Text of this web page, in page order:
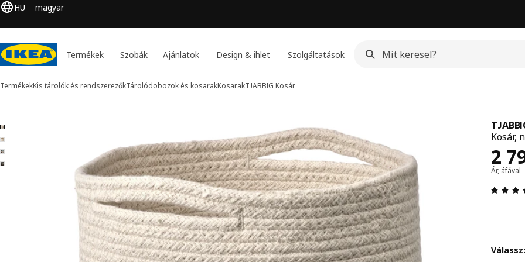
HU magyar
Termékek Szobák Ajánlatok Design & ihlet Szolgáltatások
TermékekKis tárolók és rendszerezőkTárolódobozok és kosarakKosarakTJABBIG Kosár
4 TJABBIG kép
kihagyása
Kosár,
2
Ár
Ár, áfával